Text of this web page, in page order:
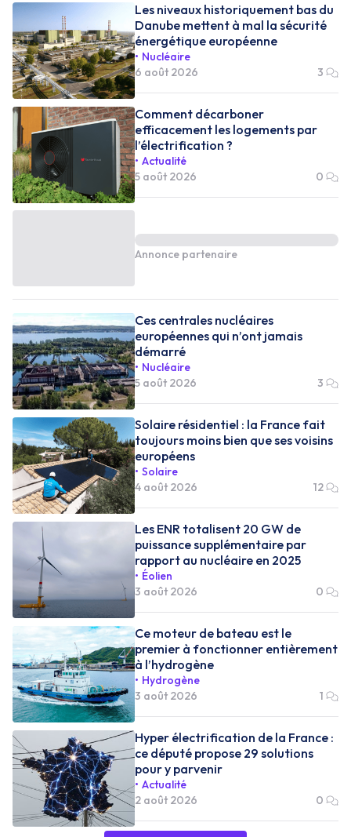
Les niveaux historiquement bas du
Danube mettent à mal la sécurité
énergétique européenne
Nucléaire
6 août 2026
3
Comment décarboner
efficacement les logements par
l’électrification ?
Actualité
5 août 2026
0
Annonce partenaire
Ces centrales nucléaires
européennes qui n’ont jamais
démarré
Nucléaire
5 août 2026
3
Solaire résidentiel : la France fait
toujours moins bien que ses voisins
européens
Solaire
4 août 2026
12
Les ENR totalisent 20 GW de
puissance supplémentaire par
rapport au nucléaire en 2025
Éolien
3 août 2026
0
Ce moteur de bateau est le
premier à fonctionner entièrement
à l’hydrogène
Hydrogène
3 août 2026
1
Hyper électrification de la France :
ce député propose 29 solutions
pour y parvenir
Actualité
2 août 2026
0